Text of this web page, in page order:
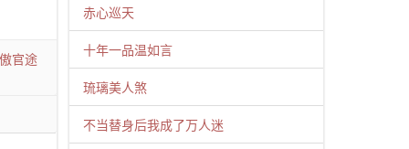
官途
赤心巡天
十年一品温如言
琉璃美人煞
不当替身后我成了万人迷